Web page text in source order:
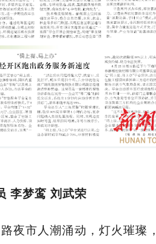
李梦鸾 刘武荣
夜市人潮涌动，灯火璀璨